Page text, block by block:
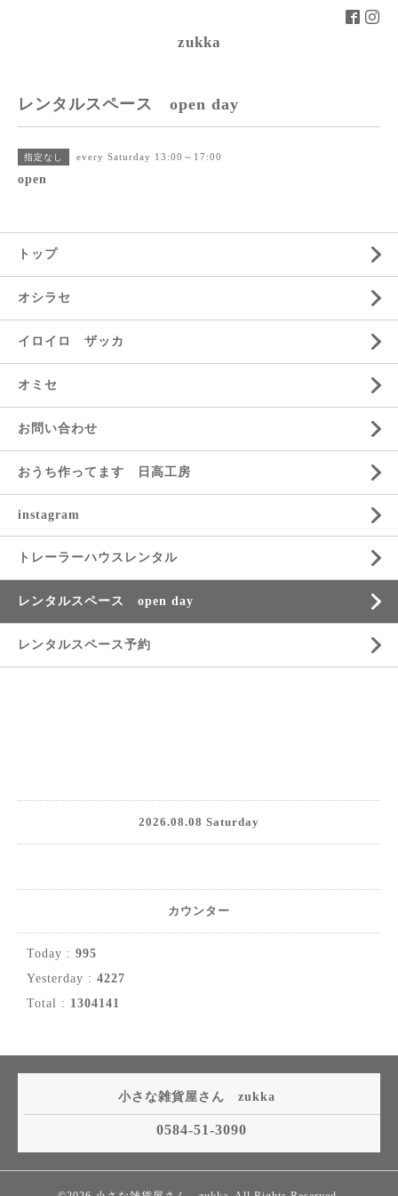
zukka
レンタルスペース open day
指定なし every Saturday 13:00～17:00
open
トップ
オシラセ
イロイロ ザッカ
オミセ
お問い合わせ
おうち作ってます 日高工房
instagram
トレーラーハウスレンタル
レンタルスペース open day
レンタルスペース予約
2026.08.08 Saturday
カウンター
Today : 995
Yesterday : 4227
Total : 1304141
小さな雑貨屋さん zukka
0584-51-3090